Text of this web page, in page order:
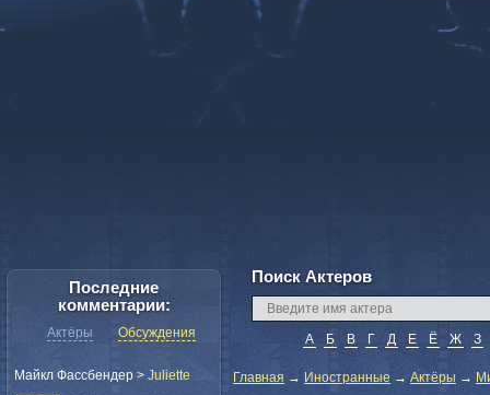
Поиск Актеров
А Б В Г Д Е Ё Ж З
Главная → Иностранные → Актёры →
Последние
комментарии:
Актёры Обсуждения
Майкл Фассбендер > Juliette